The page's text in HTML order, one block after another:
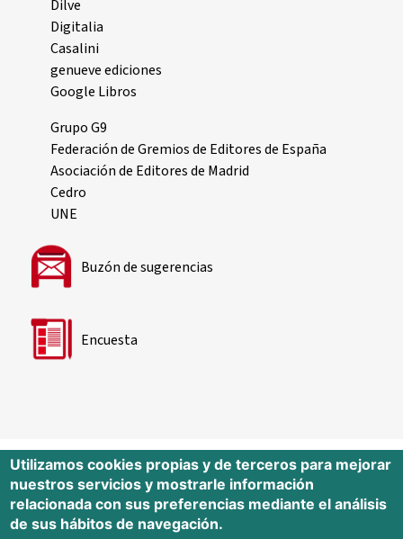
Dilve
Digitalia
Casalini
genueve ediciones
Google Libros
Grupo G9
Federación de Gremios de Editores de España
Asociación de Editores de Madrid
Cedro
UNE
Buzón de sugerencias
Encuesta
Editorial Universidad de Cantabria
Edificio Tres Torres, Torre C, planta –1
Utilizamos cookies propias y de terceros para mejorar
nuestros servicios y mostrarle información
relacionada con sus preferencias mediante el análisis
de sus hábitos de navegación.